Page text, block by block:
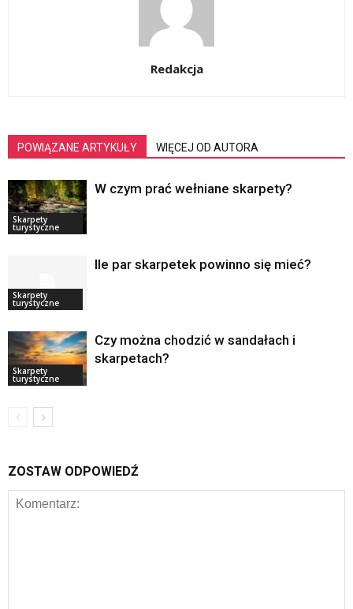
Redakcja
POWIĄZANE ARTYKUŁY WIĘCEJ OD AUTORA
Skarpety
turystyczne
W czym prać wełniane skarpety?
Skarpety
turystyczne
Ile par skarpetek powinno się mieć?
Skarpety
turystyczne
Czy można chodzić w sandałach i
skarpetach?
ZOSTAW ODPOWIEDŹ